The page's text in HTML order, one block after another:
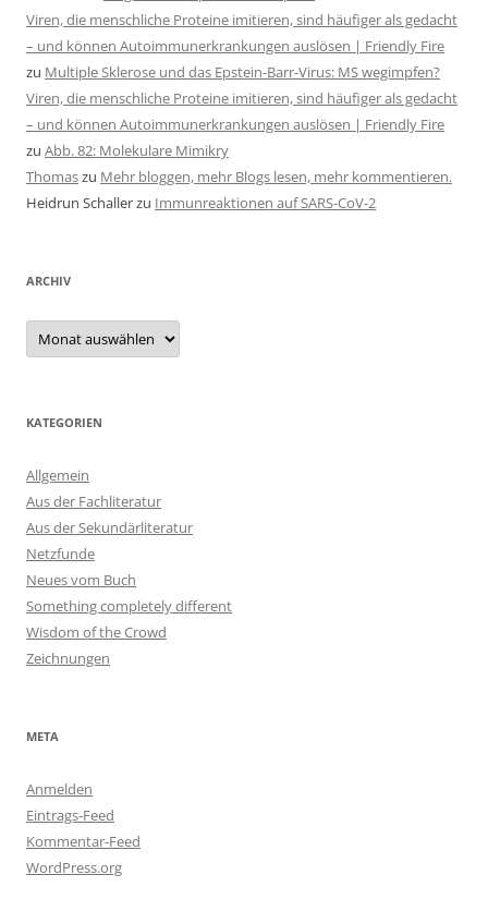
Viren, die menschliche Proteine imitieren, sind häufiger als gedacht
– und können Autoimmunerkrankungen auslösen | Friendly Fire
zu Multiple Sklerose und das Epstein-Barr-Virus: MS wegimpfen?
Viren, die menschliche Proteine imitieren, sind häufiger als gedacht
– und können Autoimmunerkrankungen auslösen | Friendly Fire
zu Abb. 82: Molekulare Mimikry
Thomaszu Mehr bloggen, mehr Blogs lesen, mehr kommentieren.
Heidrun Schallerzu Immunreaktionen auf SARS-CoV-2
ARCHIV
Archiv
KATEGORIEN
Allgemein
Aus der Fachliteratur
Aus der Sekundärliteratur
Netzfunde
Neues vom Buch
Something completely different
Wisdom of the Crowd
Zeichnungen
META
Anmelden
Eintrags-Feed
Kommentar-Feed
WordPress.org